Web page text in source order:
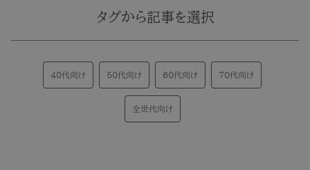
タグから記事を選択
40代向け 50代向け 60代向け 70代向け
全世代向け